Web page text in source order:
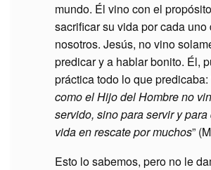
mundo. Él vino con el
sacrificar su vida por cada uno
nosotros. Jesús, no vino
predicar y a hablar bonito. Él,
práctica todo lo que
como el Hijo del Hombre no
servido, sino para servir y para
vida en rescate por muchos”
Esto lo sabemos, pero no le